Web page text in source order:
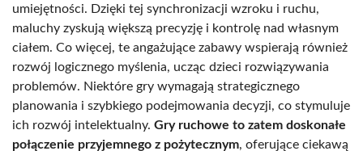
umiejętności. Dzięki tej synchronizacji wzroku i ruchu,
maluchy zyskują większą precyzję i kontrolę nad własnym
ciałem. Co więcej, te angażujące zabawy wspierają również
rozwój logicznego myślenia, ucząc dzieci rozwiązywania
problemów. Niektóre gry wymagają strategicznego
planowania i szybkiego podejmowania decyzji, co stymuluje
ich rozwój intelektualny. Gry ruchowe to zatem doskonałe
połączenie przyjemnego z pożytecznym, oferujące ciekawą